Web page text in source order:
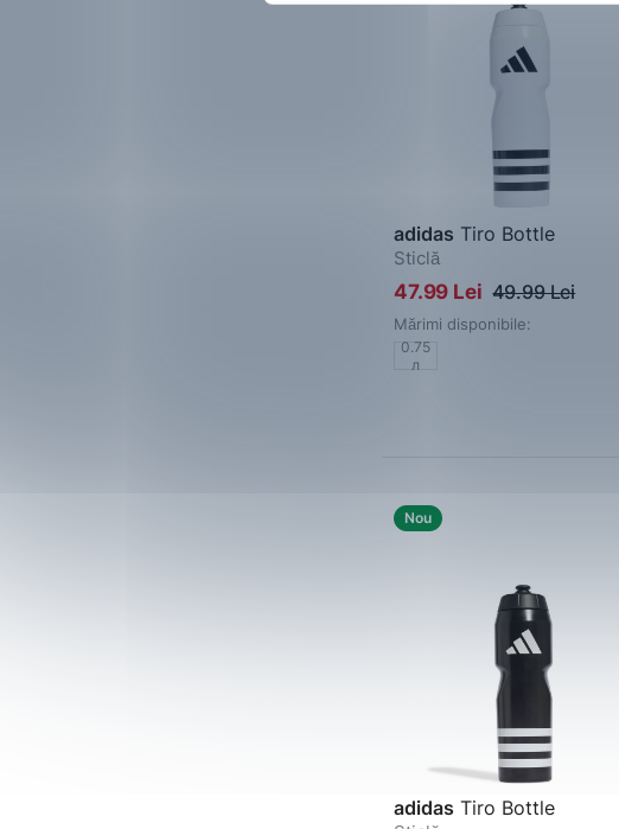
adidas Tiro Bottle
Sticlă
47.99 Lei 49.99 Lei
Mărimi disponibile:
0.75
л
Nou
adidas Tiro Bottle